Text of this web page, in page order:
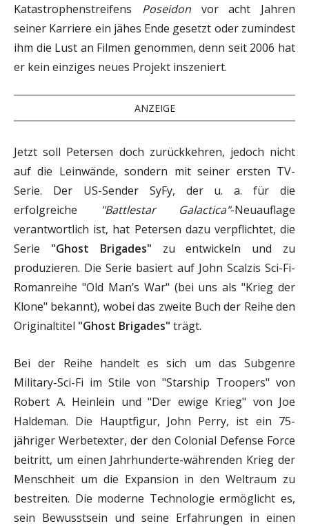
Katastrophenstreifens Poseidonvor acht Jahren
seiner Karriere ein jähes Ende gesetzt oder zumindest
ihm die Lust an Filmen genommen, denn seit 2006 hat
er kein einziges neues Projekt inszeniert.
ANZEIGE
Jetzt soll Petersen doch zurückkehren, jedoch nicht
auf die Leinwände, sondern mit seiner ersten TV-
Serie. Der US-Sender SyFy, der u. a. für die
erfolgreiche
"Battlestar Galactica"-Neuauflage
verantwortlich ist, hat Petersen dazu verpflichtet, die
Serie "Ghost Brigades" zu entwickeln und zu
produzieren. Die Serie basiert auf John Scalzis Sci-Fi-
Romanreihe "Old Man’s War" (bei uns als "Krieg der
Klone" bekannt), wobei das zweite Buch der Reihe den
Originaltitel "Ghost Brigades" trägt.
Bei der Reihe handelt es sich um das Subgenre
Military-Sci-Fi im Stile von "Starship Troopers" von
Robert A. Heinlein und "Der ewige Krieg" von Joe
Haldeman. Die Hauptfigur, John Perry, ist ein 75-
jähriger Werbetexter, der den Colonial Defense Force
beitritt, um einen Jahrhunderte-währenden Krieg der
Menschheit um die Expansion in den Weltraum zu
bestreiten. Die moderne Technologie ermöglicht es,
sein Bewusstsein und seine Erfahrungen in einen